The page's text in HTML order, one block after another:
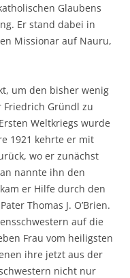
Glaubens
Er stand dabei in
Missionar auf Nauru,
um den bisher wenig
Gründl zu
Weltkriegs wurde
1921 kehrte er mit
wo er zunächst
nannte ihn den
er Hilfe durch den
Thomas J. O’Brien.
auf die
Frau vom heiligsten
ihre jetzt aus der
nicht nur